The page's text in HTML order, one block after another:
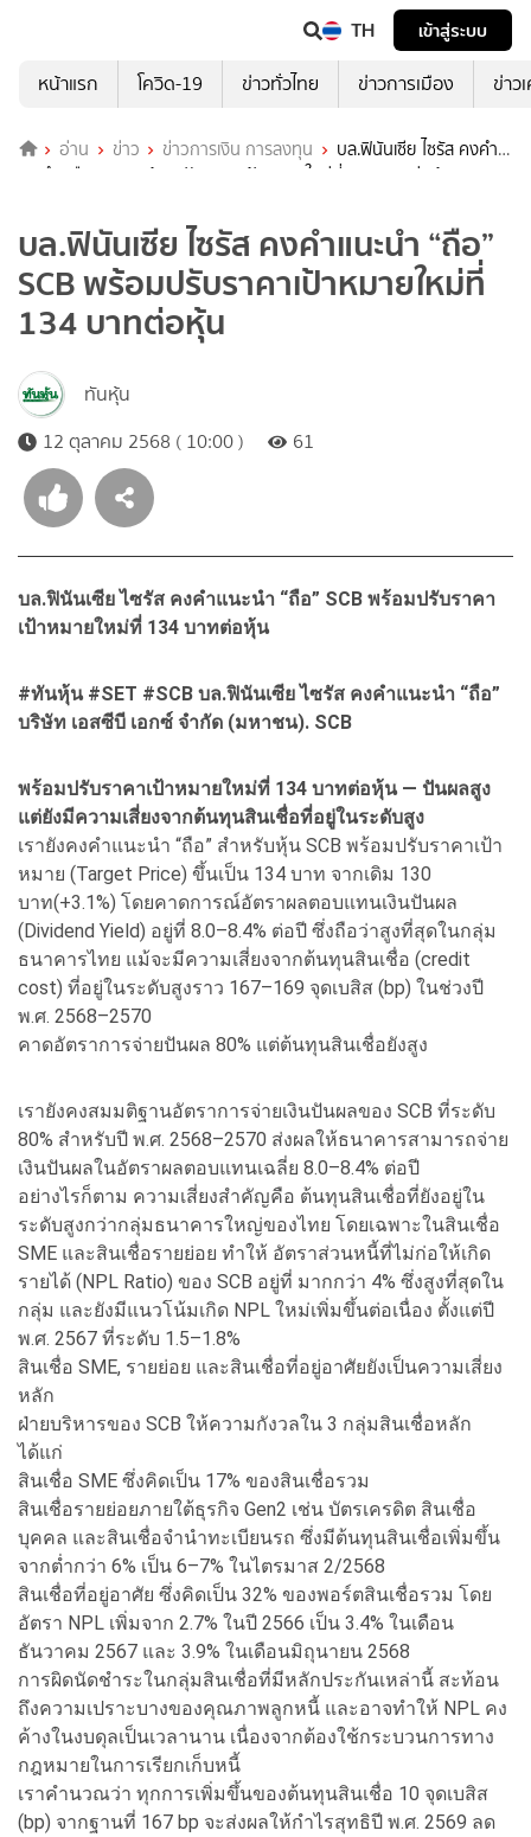
TH
เข้าสู่ระบบ
หน้าแรก
โควิด-19 ข่าวทั่วไทย ข่าวการเมือง ข่าว
อ่าน ข่าว ข่าวการเงิน การลงทุน
บล.ฟินันเซีย ไซรัส คงคำ
แนะนำ “ถือ” SCB พร้อมปรับราคาเป้าหมายใหม่ที่ 134 บาทต่อหุ้น
บล.ฟินันเซีย ไซรัส คงคำแนะนำ “ถือ”
SCB พร้อมปรับราคาเป้าหมายใหม่ที่
134 บาทต่อหุ้น
ทันหุ้น
12 ตุลาคม 2568 ( 10:00 )
61
บล.ฟินันเซีย ไซรัส คงคำแนะนำ “ถือ” SCB พร้อมปรับราคา
เป้าหมายใหม่ที่ 134 บาทต่อหุ้น
#ทันหุ้น #SET #SCB บล.ฟินันเซีย ไซรัส คงคำแนะนำ “ถือ”
บริษัท เอสซีบี เอกซ์ จำกัด (มหาชน). SCB
พร้อมปรับราคาเป้าหมายใหม่ที่ 134 บาทต่อหุ้น — ปันผลสูง
แต่ยังมีความเสี่ยงจากต้นทุนสินเชื่อที่อยู่ในระดับสูง
เรายังคงคำแนะนำ “ถือ” สำหรับหุ้น SCB พร้อมปรับราคาเป้า
หมาย (Target Price) ขึ้นเป็น 134 บาท จากเดิม 130
บาท(+3.1%) โดยคาดการณ์อัตราผลตอบแทนเงินปันผล
(Dividend Yield) อยู่ที่ 8.0–8.4% ต่อปี ซึ่งถือว่าสูงที่สุดในกลุ่ม
ธนาคารไทย แม้จะมีความเสี่ยงจากต้นทุนสินเชื่อ (credit
cost) ที่อยู่ในระดับสูงราว 167–169 จุดเบสิส (bp) ในช่วงปี
พ.ศ. 2568–2570
คาดอัตราการจ่ายปันผล 80% แต่ต้นทุนสินเชื่อยังสูง
เรายังคงสมมติฐานอัตราการจ่ายเงินปันผลของ SCB ที่ระดับ
80% สำหรับปี พ.ศ. 2568–2570 ส่งผลให้ธนาคารสามารถจ่าย
เงินปันผลในอัตราผลตอบแทนเฉลี่ย 8.0–8.4% ต่อปี
อย่างไรก็ตาม ความเสี่ยงสำคัญคือ ต้นทุนสินเชื่อที่ยังอยู่ใน
ระดับสูงกว่ากลุ่มธนาคารใหญ่ของไทย โดยเฉพาะในสินเชื่อ
SME และสินเชื่อรายย่อย ทำให้ อัตราส่วนหนี้ที่ไม่ก่อให้เกิด
รายได้ (NPL Ratio) ของ SCB อยู่ที่ มากกว่า 4% ซึ่งสูงที่สุดใน
กลุ่ม และยังมีแนวโน้มเกิด NPL ใหม่เพิ่มขึ้นต่อเนื่อง ตั้งแต่ปี
พ.ศ. 2567 ที่ระดับ 1.5–1.8%
สินเชื่อ SME, รายย่อย และสินเชื่อที่อยู่อาศัยยังเป็นความเสี่ยง
หลัก
ฝ่ายบริหารของ SCB ให้ความกังวลใน 3 กลุ่มสินเชื่อหลัก
ได้แก่
สินเชื่อ SME ซึ่งคิดเป็น 17% ของสินเชื่อรวม
สินเชื่อรายย่อยภายใต้ธุรกิจ Gen2 เช่น บัตรเครดิต สินเชื่อ
บุคคล และสินเชื่อจำนำทะเบียนรถ ซึ่งมีต้นทุนสินเชื่อเพิ่มขึ้น
จากต่ำกว่า 6% เป็น 6–7% ในไตรมาส 2/2568
สินเชื่อที่อยู่อาศัย ซึ่งคิดเป็น 32% ของพอร์ตสินเชื่อรวม โดย
อัตรา NPL เพิ่มจาก 2.7% ในปี 2566 เป็น 3.4% ในเดือน
ธันวาคม 2567 และ 3.9% ในเดือนมิถุนายน 2568
การผิดนัดชำระในกลุ่มสินเชื่อที่มีหลักประกันเหล่านี้ สะท้อน
ถึงความเปราะบางของคุณภาพลูกหนี้ และอาจทำให้ NPL คง
ค้างในงบดุลเป็นเวลานาน เนื่องจากต้องใช้กระบวนการทาง
กฎหมายในการเรียกเก็บหนี้
เราคำนวณว่า ทุกการเพิ่มขึ้นของต้นทุนสินเชื่อ 10 จุดเบสิส
(bp) จากฐานที่ 167 bp จะส่งผลให้กำไรสุทธิปี พ.ศ. 2569 ลด